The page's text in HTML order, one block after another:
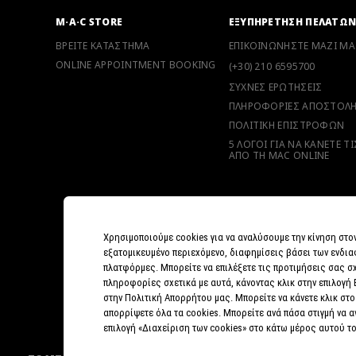
M·A·C STORE
ΒΡΕΙΤΕ ΚΑΤΑΣΤΗΜΑ
ONLINE APPOINTMENT BOOKING
ΕΞΥΠΗΡΕΤΗΣΗ ΠΕΛΑΤΩΝ
ΕΠΙΚΟΙΝΩΝΗΣΤΕ ΜΑΖΙ
(+30) 210 6595700
ΣΥΧΝΕΣ ΕΡΩΤΗΣΕΙΣ
ΠΛΗΡΟΦΟΡΙΕΣ
ΠΟΛΙΤΙΚΗ ΕΠΙΣΤΡΟΦΩΝ
5 ΛΟΓΟΙ ΓΙΑ ΝΑ ΚΑΝΕΤΕ
ΑΠΟ ΤΗ MAC ONLINE
Χρησιμοποιούμε cookies για να αναλύσουμε την κίνηση
εξατομικευμένο περιεχόμενο, διαφημίσεις βάσει των
πλατφόρμες. Μπορείτε να επιλέξετε τις προτιμήσεις σας
πληροφορίες σχετικά με αυτά, κάνοντας κλικ στην
στην Πολιτική Απορρήτου μας. Μπορείτε να κάνετε κλικ
απορρίψετε όλα τα cookies. Μπορείτε ανά πάσα στιγμή να
επιλογή «Διαχείριση των cookies» στο κάτω μέρος αυτού